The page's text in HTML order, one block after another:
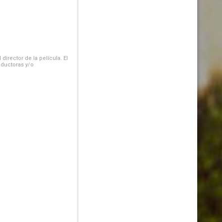
de la película. El
y/o